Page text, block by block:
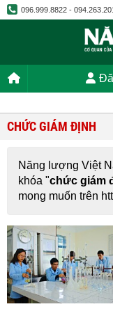
096.999.8822 -
CHỨC GIÁM ĐỊNH
Năng lượng Việt
khóa "chức giám
mong muốn trên